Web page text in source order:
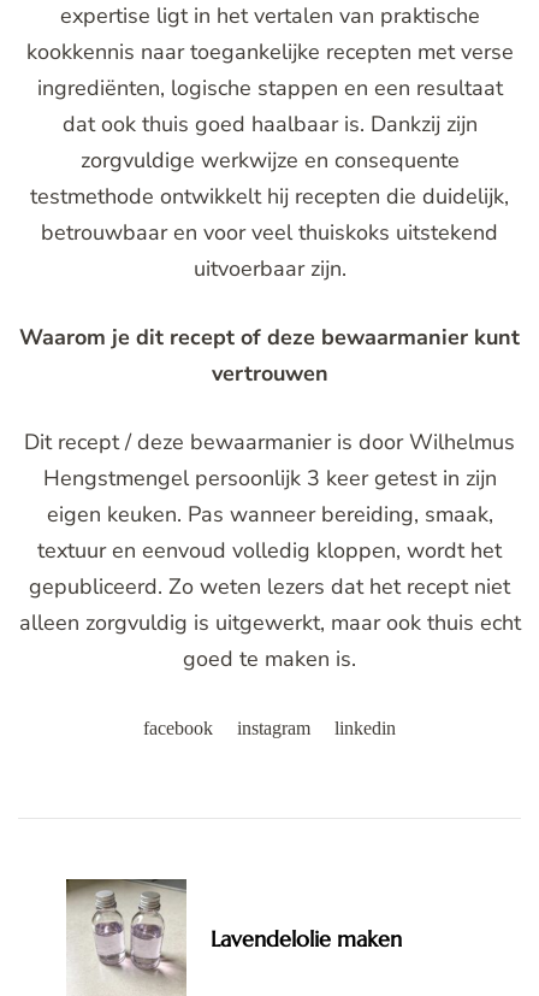
expertise ligt in het vertalen van praktische
kookkennis naar toegankelijke recepten met verse
ingrediënten, logische stappen en een resultaat
dat ook thuis goed haalbaar is. Dankzij zijn
zorgvuldige werkwijze en consequente
testmethode ontwikkelt hij recepten die duidelijk,
betrouwbaar en voor veel thuiskoks uitstekend
uitvoerbaar zijn.
Waarom je dit recept of deze bewaarmanier kunt
vertrouwen
Dit recept / deze bewaarmanier is door Wilhelmus
Hengstmengel persoonlijk 3 keer getest in zijn
eigen keuken. Pas wanneer bereiding, smaak,
textuur en eenvoud volledig kloppen, wordt het
gepubliceerd. Zo weten lezers dat het recept niet
alleen zorgvuldig is uitgewerkt, maar ook thuis echt
goed te maken is.
facebook instagram linkedin
Navigation
Lavendelolie maken